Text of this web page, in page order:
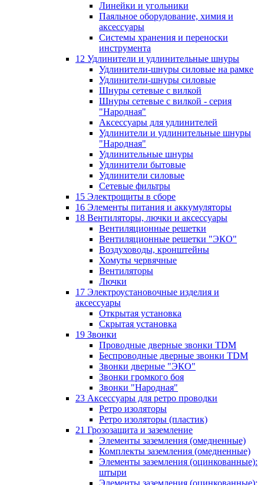
Линейки и угольники
Паяльное оборудование, химия и
аксессуары
Системы хранения и переноски
инструмента
12 Удлинители и удлинительные шнуры
Удлинители-шнуры силовые на рамке
Удлинители-шнуры силовые
Шнуры сетевые с вилкой
Шнуры сетевые с вилкой - серия
"Народная"
Аксессуары для удлинителей
Удлинители и удлинительные шнуры
"Народная"
Удлинительные шнуры
Удлинители бытовые
Удлинители силовые
Сетевые фильтры
15 Электрощиты в сборе
16 Элементы питания и аккумуляторы
18 Вентиляторы, лючки и аксессуары
Вентиляционные решетки
Вентиляционные решетки "ЭКО"
Воздуховоды, кронштейны
Хомуты червячные
Вентиляторы
Лючки
17 Электроустановочные изделия и
аксессуары
Открытая установка
Скрытая установка
19 Звонки
Проводные дверные звонки TDM
Беспроводные дверные звонки TDM
Звонки дверные "ЭКО"
Звонки громкого боя
Звонки "Народная"
23 Аксессуары для ретро проводки
Ретро изоляторы
Ретро изоляторы (пластик)
21 Грозозащита и заземление
Элементы заземления (омедненные)
Комплекты заземления (омедненные)
Элементы заземления (оцинкованные):
штыри
Элементы заземления (оцинкованные):